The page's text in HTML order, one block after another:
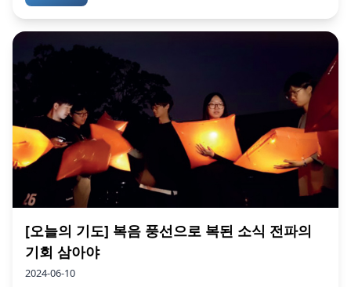
[오늘의 기도] 복음 풍선으로 복된 소식 전파의
기회 삼아야
2024-06-10